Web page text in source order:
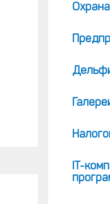
IT-